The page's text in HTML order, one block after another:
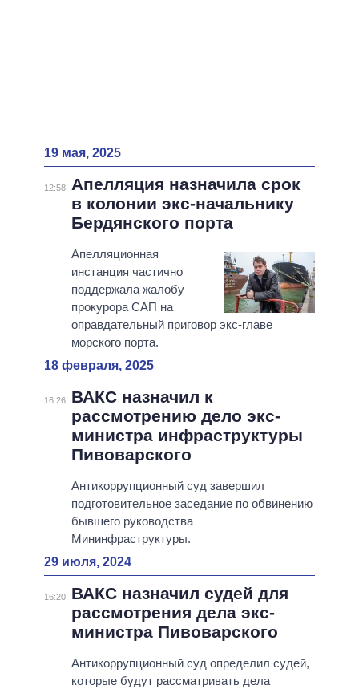
19 мая, 2025
12:58
Апелляция назначила срок
в колонии экс-начальнику
Бердянского порта
Апелляционная
инстанция частично
поддержала жалобу
прокурора САП на
оправдательный приговор экс-главе
морского порта.
18 февраля, 2025
16:26
ВАКС назначил к
рассмотрению дело экс-
министра инфраструктуры
Пивоварского
Антикоррупционный суд завершил
подготовительное заседание по обвинению
бывшего руководства
Мининфраструктуры.
29 июля, 2024
16:20
ВАКС назначил судей для
рассмотрения дела экс-
министра Пивоварского
Антикоррупционный суд определил судей,
которые будут рассматривать дела